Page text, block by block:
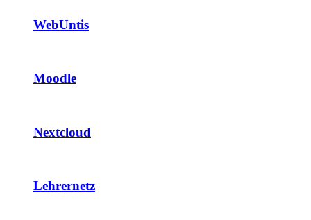
WebUntis
Moodle
Nextcloud
Lehrernetz